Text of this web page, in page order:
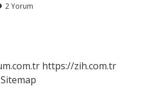
2 Yorum
https://zih.com.tr
Sitemap